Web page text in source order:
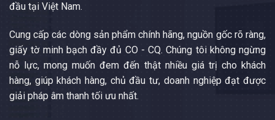
đầu tại Việt Nam.
Cung cấp các dòng sản phẩm chính hãng, nguồn gốc rõ ràng,
giấy tờ minh bạch đầy đủ CO - CQ. Chúng tôi không ngừng
nỗ lực, mong muốn đem đến thật nhiều giá trị cho khách
hàng, giúp khách hàng, chủ đầu tư, doanh nghiệp đạt được
giải pháp âm thanh tối ưu nhất.